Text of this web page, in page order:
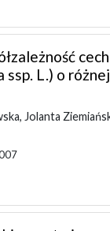
L.) o
Jolanta